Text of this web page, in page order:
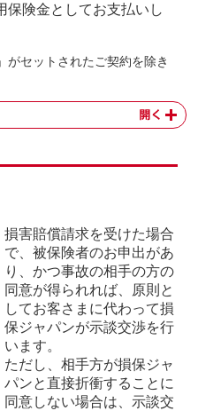
保険⾦としてお⽀払いし
がセットされたご契約を除き
損害賠償請求を受けた場合
で、被保険者のお申出があ
り、かつ事故の相⼿の⽅の
同意が得られれば、原則と
してお客さまに代わって損
保ジャパンが⽰談交渉を⾏
います。
ただし、相⼿⽅が損保ジャ
パンと直接折衝することに
同意しない場合は、⽰談交